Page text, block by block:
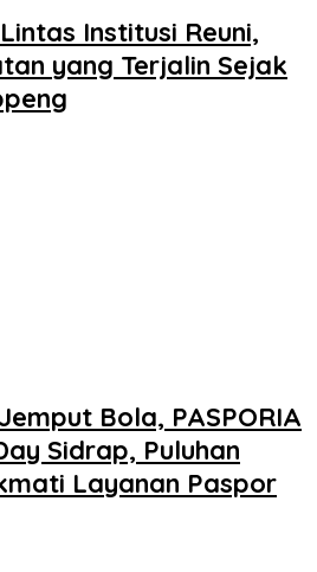
Institusi Reuni,
yang Terjalin Sejak
Bola, PASPORIA
Sidrap, Puluhan
Layanan Paspor